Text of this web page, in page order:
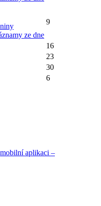
ze dne
9
16
23
30
6
mobilní aplikaci –